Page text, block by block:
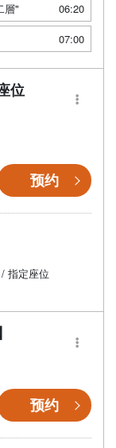
層"
06:20
07:00
位
预约
指定座位
预约